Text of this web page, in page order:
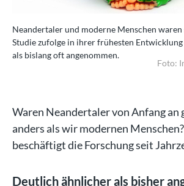
Neandertaler und moderne Menschen waren
Studie zufolge in ihrer frühesten
als bislang oft angenommen.
Foto:
Waren Neandertaler von Anfang an
anders als wir modernen
beschäftigt die Forschung seit
Deutlich ähnlicher als bisher